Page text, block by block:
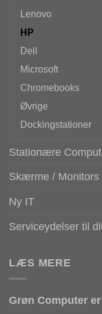
Lenovo
HP
Dell
Microsoft
Chromebooks
Øvrige
Dockingstationer
Stationære
Skærme / Monitors
Ny IT
Serviceydelser til
LÆS MERE
Grøn Computer